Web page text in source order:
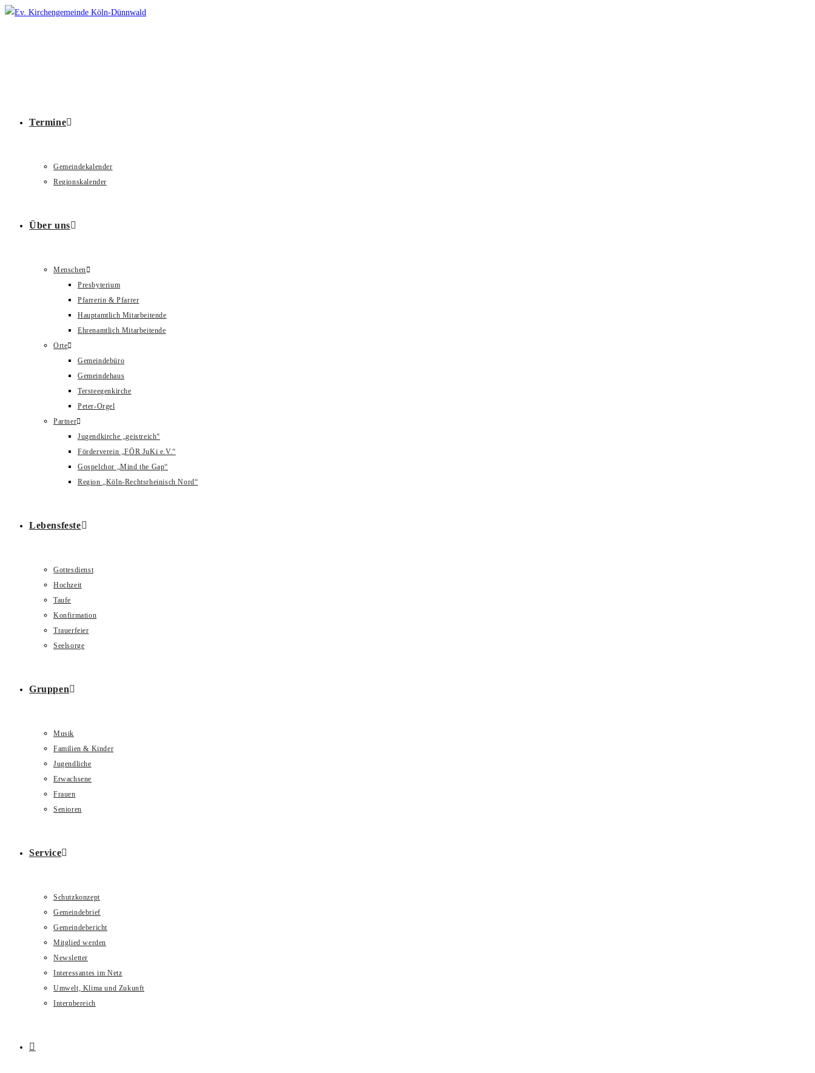
Zum
Termine
Gemeindekalender
Regionskalender
Über uns
Menschen
Presbyterium
Pfarrerin & Pfarrer
Hauptamtlich Mitarbeitende
Ehrenamtlich Mitarbeitende
Orte
Gemeindebüro
Gemeindehaus
Tersteegenkirche
Peter-Orgel
Partner
Jugendkirche „geistreich“
Förderverein „FÖR JuKi e.V.“
Gospelchor „Mind the Gap“
Region „Köln-Rechtsrheinisch Nord“
Lebensfeste
Gottesdienst
Hochzeit
Taufe
Konfirmation
Trauerfeier
Seelsorge
Gruppen
Musik
Familien & Kinder
Jugendliche
Erwachsene
Frauen
Senioren
Service
Schutzkonzept
Gemeindebrief
Gemeindebericht
Mitglied werden
Newsletter
Interessantes im Netz
Umwelt, Klima und Zukunft
Internbereich
Website-